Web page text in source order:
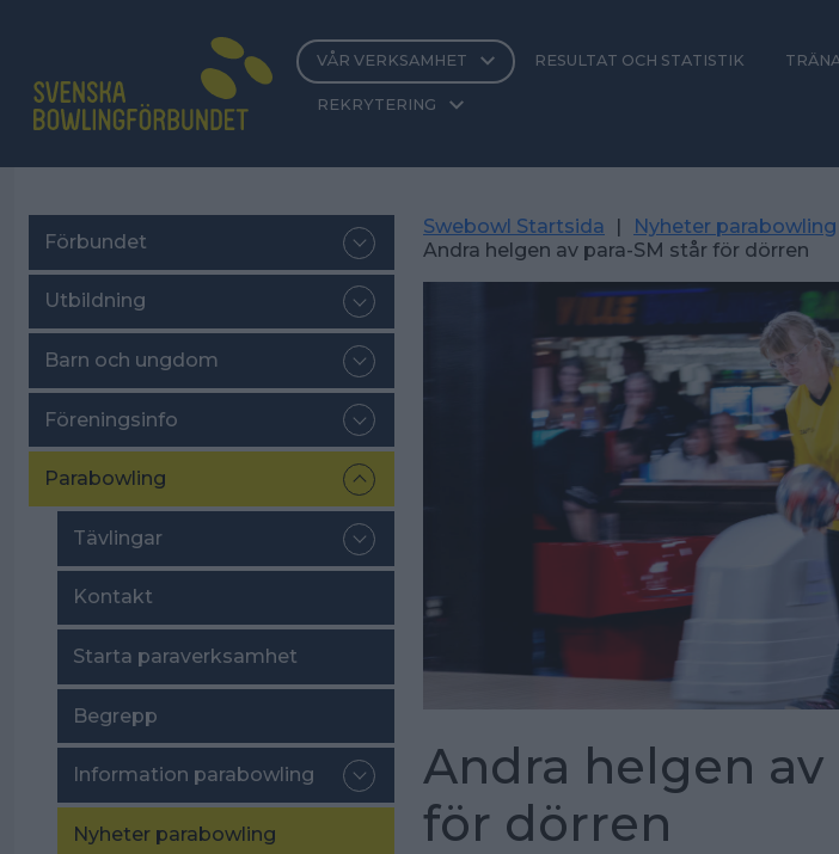
VÅR VERKSAMHET RESULTAT OCH STATISTIK
REKRYTERING
Förbundet
Utbildning
Barn och ungdom
Föreningsinfo
Parabowling
Tävlingar
Kontakt
Starta paraverksamhet
Begrepp
Information parabowling
Nyheter parabowling
Swebowl Startsida | Nyheter parabowling
Andra helgen av para-SM står för dörren
Andra helgen av
för dörren